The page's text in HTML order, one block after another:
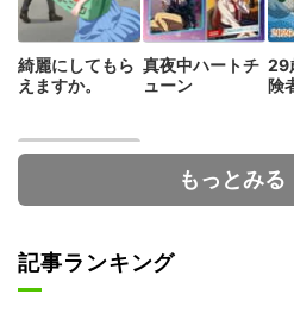
綺麗にしてもら
えますか。
真夜中ハートチ
ューン
29
険
もっとみる
記事ランキング